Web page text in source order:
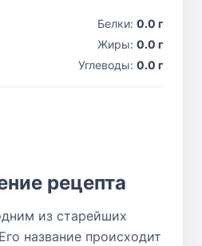
Белки: 0.0 г
Жиры: 0.0 г
Углеводы: 0.0 г
рецепта
из старейших
название происходит